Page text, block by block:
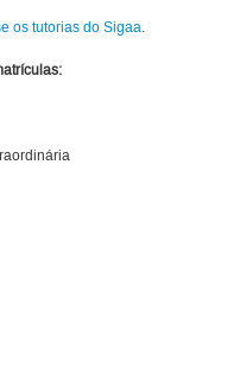
os tutorias do Sigaa.